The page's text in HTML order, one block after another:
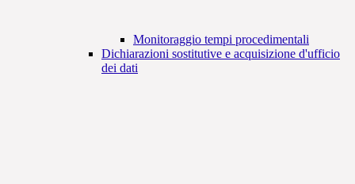
Monitoraggio tempi procedimentali
Dichiarazioni sostitutive e acquisizione d'ufficio
dei dati